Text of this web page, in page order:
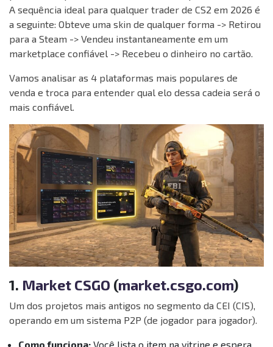
A sequência ideal para qualquer trader de CS2 em 2026 é
a seguinte: Obteve uma skin de qualquer forma -> Retirou
para a Steam -> Vendeu instantaneamente em um
marketplace confiável -> Recebeu o dinheiro no cartão.
Vamos analisar as 4 plataformas mais populares de
venda e troca para entender qual elo dessa cadeia será o
mais confiável.
1. Market CSGO (market.csgo.com)
Um dos projetos mais antigos no segmento da CEI (CIS),
operando em um sistema P2P (de jogador para jogador).
Como funciona: Você lista o item na vitrine e espera